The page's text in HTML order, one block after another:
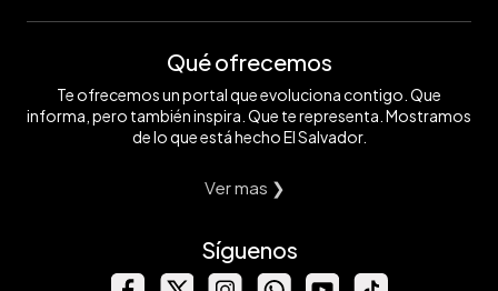
Qué ofrecemos
Te ofrecemos un portal que evoluciona contigo. Que
informa, pero también inspira. Que te representa. Mostramos
de lo que está hecho El Salvador.
Ver mas ❯
Síguenos